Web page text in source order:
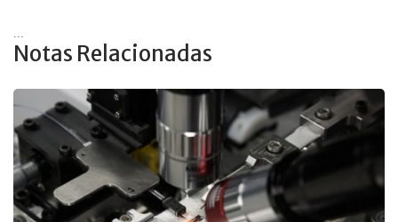
Notas Relacionadas